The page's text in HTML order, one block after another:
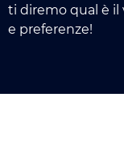
ti diremo qual è il
e preferenze!